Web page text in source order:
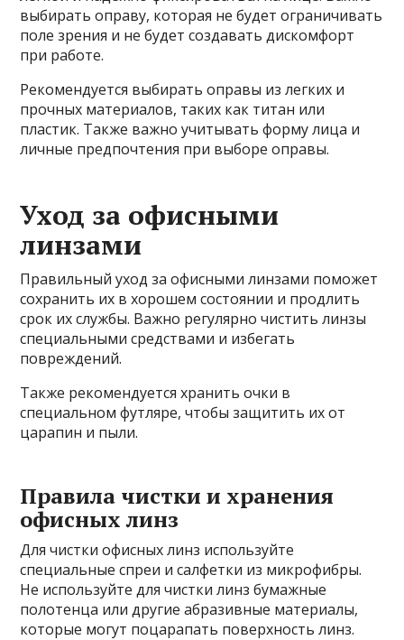
выбирать оправу, которая не будет ограничивать
поле зрения и не будет создавать дискомфорт
при работе.
Рекомендуется выбирать оправы из легких и
прочных материалов, таких как титан или
пластик. Также важно учитывать форму лица и
личные предпочтения при выборе оправы.
Уход за офисными
линзами
Правильный уход за офисными линзами поможет
сохранить их в хорошем состоянии и продлить
срок их службы. Важно регулярно чистить линзы
специальными средствами и избегать
повреждений.
Также рекомендуется хранить очки в
специальном футляре, чтобы защитить их от
царапин и пыли.
Правила чистки и хранения
офисных линз
Для чистки офисных линз используйте
специальные спреи и салфетки из микрофибры.
Не используйте для чистки линз бумажные
полотенца или другие абразивные материалы,
которые могут поцарапать поверхность линз.